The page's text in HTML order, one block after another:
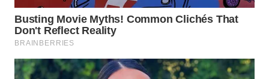
WN
BEKASI
BOGOR